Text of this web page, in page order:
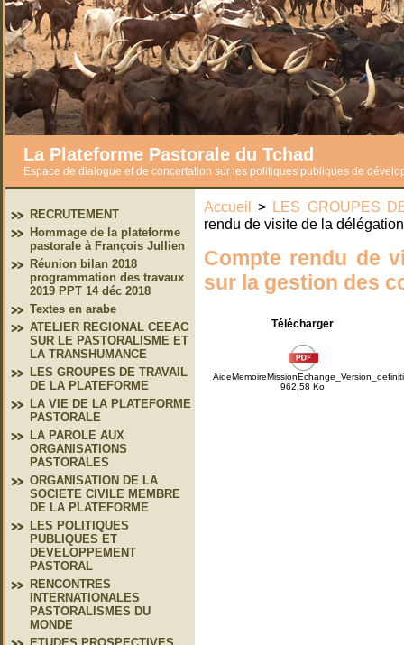
La Plateforme Pastorale du Tchad
Espace de dialogue et de concertation sur les politiques publiques de
RECRUTEMENT
Hommage de la plateforme
pastorale à François Jullien
Réunion bilan 2018
programmation des travaux
2019 PPT 14 déc 2018
Textes en arabe
ATELIER REGIONAL CEEAC
SUR LE PASTORALISME ET
LA TRANSHUMANCE
LES GROUPES DE TRAVAIL
DE LA PLATEFORME
LA VIE DE LA PLATEFORME
PASTORALE
LA PAROLE AUX
ORGANISATIONS
PASTORALES
ORGANISATION DE LA
SOCIETE CIVILE MEMBRE
DE LA PLATEFORME
LES POLITIQUES
PUBLIQUES ET
DEVELOPPEMENT
PASTORAL
RENCONTRES
INTERNATIONALES
PASTORALISMES DU
MONDE
Accueil > LES GROUPES
rendu de visite de la
Compte rendu de
sur la gestion des
Télécharger
962,58 Ko